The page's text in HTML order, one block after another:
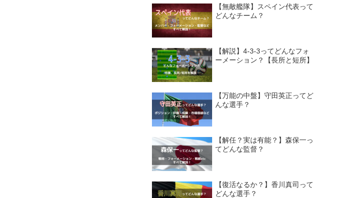
【無敵艦隊】スペイン代表って
どんなチーム？
【解説】4-3-3ってどんなフォ
ーメーション？【長所と短所】
【万能の中盤】守田英正ってど
んな選手？
【解任？実は有能？】森保一っ
てどんな監督？
【復活なるか？】香川真司って
どんな選手？